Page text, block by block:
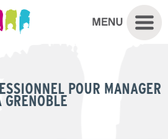
POUR MANAGER
GRENOBLE